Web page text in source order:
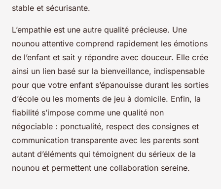
stable et sécurisante.
L’empathie est une autre qualité précieuse. Une
nounou attentive comprend rapidement les émotions
de l’enfant et sait y répondre avec douceur. Elle crée
ainsi un lien basé sur la bienveillance, indispensable
pour que votre enfant s’épanouisse durant les sorties
d’école ou les moments de jeu à domicile. Enfin, la
fiabilité s’impose comme une qualité non
négociable : ponctualité, respect des consignes et
communication transparente avec les parents sont
autant d’éléments qui témoignent du sérieux de la
nounou et permettent une collaboration sereine.